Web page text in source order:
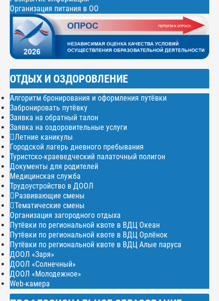
Организация питания в ОО
ОТДЫХ И ОЗДОРОВЛЕНИЕ
Алгоритм бронирования и оформления путёвки
Забронировать путёвку
Заявка на обратный талон
Заявка на оздоровительные услуги
Летние каникулы
Городской лагерь дневного пребывания
Туристско-краеведческий палаточный полигон
Документы для родителей
Медицинская служба
Трудоустройство в ДООЛ
Развивающие смены
Тематические смены
Организация загородного отдыха
Путёвки по региональной квоте в ВДЦ Океан
Путёвки по региональной квоте в ВДЦ Орлёнок
Путёвки по региональной квоте в ВДЦ Алые паруса
ДООЛ «Заря»
ДООЛ «Солнечный»
ДООЛ «Молодежное»
Web-камера